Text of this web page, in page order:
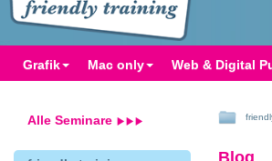
Grafik Mac only Web & Digital
Alle Seminare
Blog